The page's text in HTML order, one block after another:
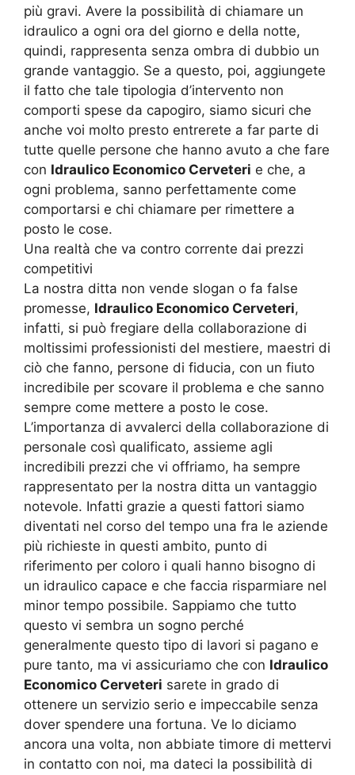
più gravi. Avere la possibilità di chiamare un
idraulico a ogni ora del giorno e della notte,
quindi, rappresenta senza ombra di dubbio un
grande vantaggio. Se a questo, poi, aggiungete
il fatto che tale tipologia d’intervento non
comporti spese da capogiro, siamo sicuri che
anche voi molto presto entrerete a far parte di
tutte quelle persone che hanno avuto a che fare
con Idraulico Economico Cerveteri e che, a
ogni problema, sanno perfettamente come
comportarsi e chi chiamare per rimettere a
posto le cose.
Una realtà che va contro corrente dai prezzi
competitivi
La nostra ditta non vende slogan o fa false
promesse, Idraulico Economico Cerveteri,
infatti, si può fregiare della collaborazione di
moltissimi professionisti del mestiere, maestri di
ciò che fanno, persone di fiducia, con un fiuto
incredibile per scovare il problema e che sanno
sempre come mettere a posto le cose.
L’importanza di avvalerci della collaborazione di
personale così qualificato, assieme agli
incredibili prezzi che vi offriamo, ha sempre
rappresentato per la nostra ditta un vantaggio
notevole. Infatti grazie a questi fattori siamo
diventati nel corso del tempo una fra le aziende
più richieste in questi ambito, punto di
riferimento per coloro i quali hanno bisogno di
un idraulico capace e che faccia risparmiare nel
minor tempo possibile. Sappiamo che tutto
questo vi sembra un sogno perché
generalmente questo tipo di lavori si pagano e
pure tanto, ma vi assicuriamo che con Idraulico
Economico Cerveteri sarete in grado di
ottenere un servizio serio e impeccabile senza
dover spendere una fortuna. Ve lo diciamo
ancora una volta, non abbiate timore di mettervi
in contatto con noi, ma dateci la possibilità di